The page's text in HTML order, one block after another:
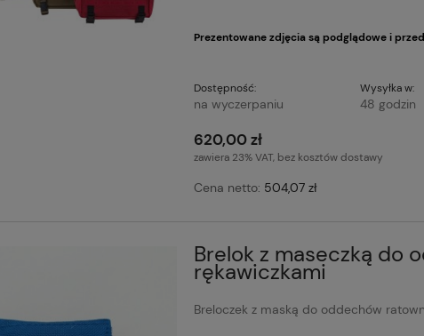
Prezentowane zdjęcia są podglądowe i
Dostępność:
na wyczerpaniu
Wysyłka w:
48 godzin
620,00 zł
zawiera 23% VAT, bez kosztów dostawy
Cena netto: 504,07 zł
Brelok z maseczką do
rękawiczkami
Breloczek z maską do oddechów